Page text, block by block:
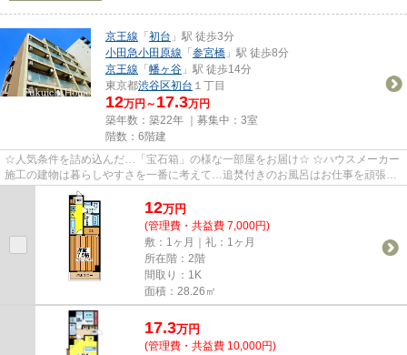
京王線 「初台 」駅 徒歩3分
小田急小田原線 「参宮橋 」駅 徒歩8分
京王線 「幡ヶ谷 」駅 徒歩14分
東京都渋谷区初台 １丁目
12万円～ 17.3万円
築年数：築22年 ｜募集中： 3室
階数：6階建
☆人気条件を詰め込んだ…「宝石箱」の様な一部屋をお届け☆ ☆ハウスメーカー
施工の建物は暮らしやすさを一番に考えて…追焚付きのお風呂はお仕事を頑張る
あなたに…カウンターキッチンは毎...
12万円
(管理費・共益費 7,000円)
敷：1ヶ月｜礼：1ヶ月
所在階：2階
間取り：1K
面積：28.26㎡
17.3万円
(管理費・共益費 10,000円)